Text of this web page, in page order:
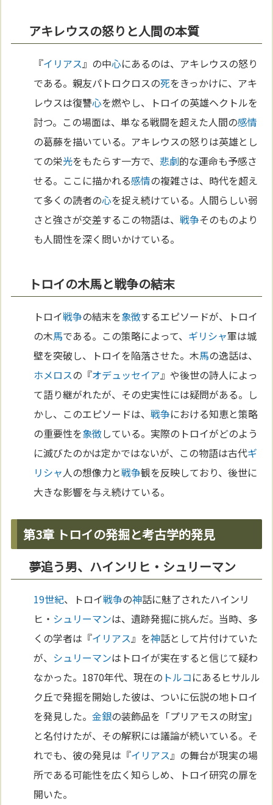
アキレウスの怒りと人間の本質
『イリアス』の中心にあるのは、アキレウスの怒り
である。親友パトロクロスの死をきっかけに、アキ
レウスは復讐心を燃やし、トロイの英雄ヘクトルを
討つ。この場面は、単なる戦闘を超えた人間の感情
の葛藤を描いている。アキレウスの怒りは英雄とし
ての栄光をもたらす一方で、悲劇的な運命も予感さ
せる。ここに描かれる感情の複雑さは、時代を超え
て多くの読者の心を捉え続けている。人間らしい弱
さと強さが交差するこの物語は、戦争そのものより
も人間性を深く問いかけている。
トロイの木馬と戦争の結末
トロイ戦争の結末を象徴するエピソードが、トロイ
の木馬である。この策略によって、 ギリシャ軍は城
壁を突破し、トロイを陥落させた。木馬の逸話は、
ホメロスの『オデュッセイア』や後世の詩人によっ
て語り継がれたが、その史実性には疑問がある。し
かし、このエピソードは、戦争における知恵と策略
の重要性を象徴している。実際のトロイがどのよう
に滅びたのかは定かではないが、この物語は古代ギ
リシャ人の想像力と戦争観を反映しており、後世に
大きな影響を与え続けている。
第3章 トロイの発掘と考古学的発見
夢追う男、ハインリヒ・シュリーマン
19世紀、トロイ戦争の神話に魅了されたハインリ
ヒ・ シュリーマンは、遺跡発掘に挑んだ。当時、多
くの学者は『イリアス』を神話として片付けていた
が、 シュリーマンはトロイが実在すると信じて疑わ
なかった。1870年代、現在の トルコにあるヒサルル
ク丘で発掘を開始した彼は、ついに伝説の地トロイ
を発見した。金銀の装飾品を「プリアモスの財宝」
と名付けたが、その解釈には議論が続いている。そ
れでも、彼の発見は『イリアス』の舞台が現実の場
所である可能性を広く知らしめ、トロイ研究の扉を
開いた。